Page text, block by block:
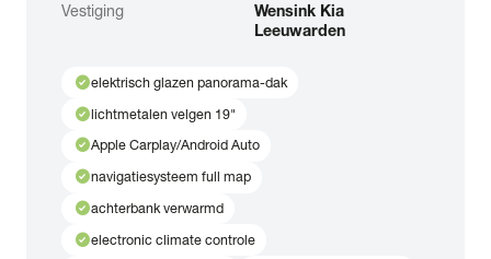
Vestiging
Wensink Kia
Leeuwarden
check_circleelektrisch glazen panorama-dak
check_circlelichtmetalen velgen 19"
check_circleApple Carplay/Android Auto
check_circlenavigatiesysteem full map
check_circleachterbank verwarmd
check_circleelectronic climate controle